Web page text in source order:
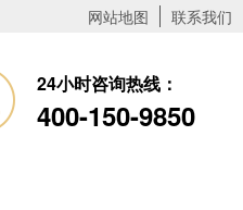
网站地图 联系我们
24小时咨询热线：
400-150-9850